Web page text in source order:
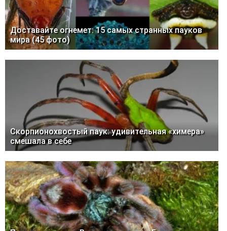
Доставайте огнемет: 15 самых странных пауков
мира (45 фото)
Скорпионохвостый паук: удивительная «химера»
смешала в себе